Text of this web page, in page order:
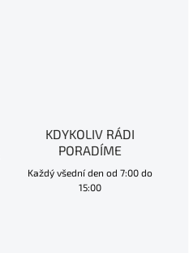
KDYKOLIV RÁDI
PORADÍME
Každý všední den od 7:00 do
15:00